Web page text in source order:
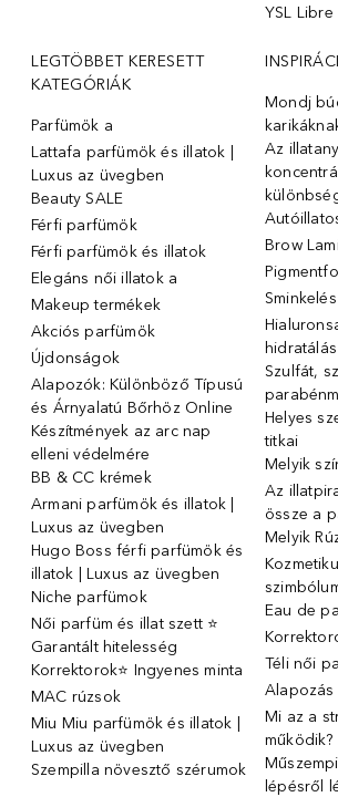
YSL
LEGTÖBBET KERESETT
KATEGÓRIÁK
Parfümök ️a
Lattafa parfümök és illatok |
Luxus az üvegben
Beauty SALE
Férfi parfümök
Férfi parfümök és illatok
Elegáns női illatok ️a
Makeup termékek
Akciós parfümök
Újdonságok
Alapozók: Különböző Típusú
és Árnyalatú Bőrhöz Online
Készítmények az arc nap
elleni védelmére
BB & CC krémek
Armani parfümök és illatok |
Luxus az üvegben
Hugo Boss férfi parfümök és
illatok | Luxus az üvegben
Niche parfümok
Női parfüm és illat szett ⭐
Garantált hitelesség
Korrektorok⭐ Ingyenes minta
MAC rúzsok
Miu Miu parfümök és illatok |
Luxus az üvegben
Szempilla növesztő szérumok
Mondj
Az
Brow
hidratálás
Szulfát,
Helyes
titkai
Melyik
Az
össze a
Melyik
Eau de
Téli női
Alapozás
Mi az a
működik?
lépésről